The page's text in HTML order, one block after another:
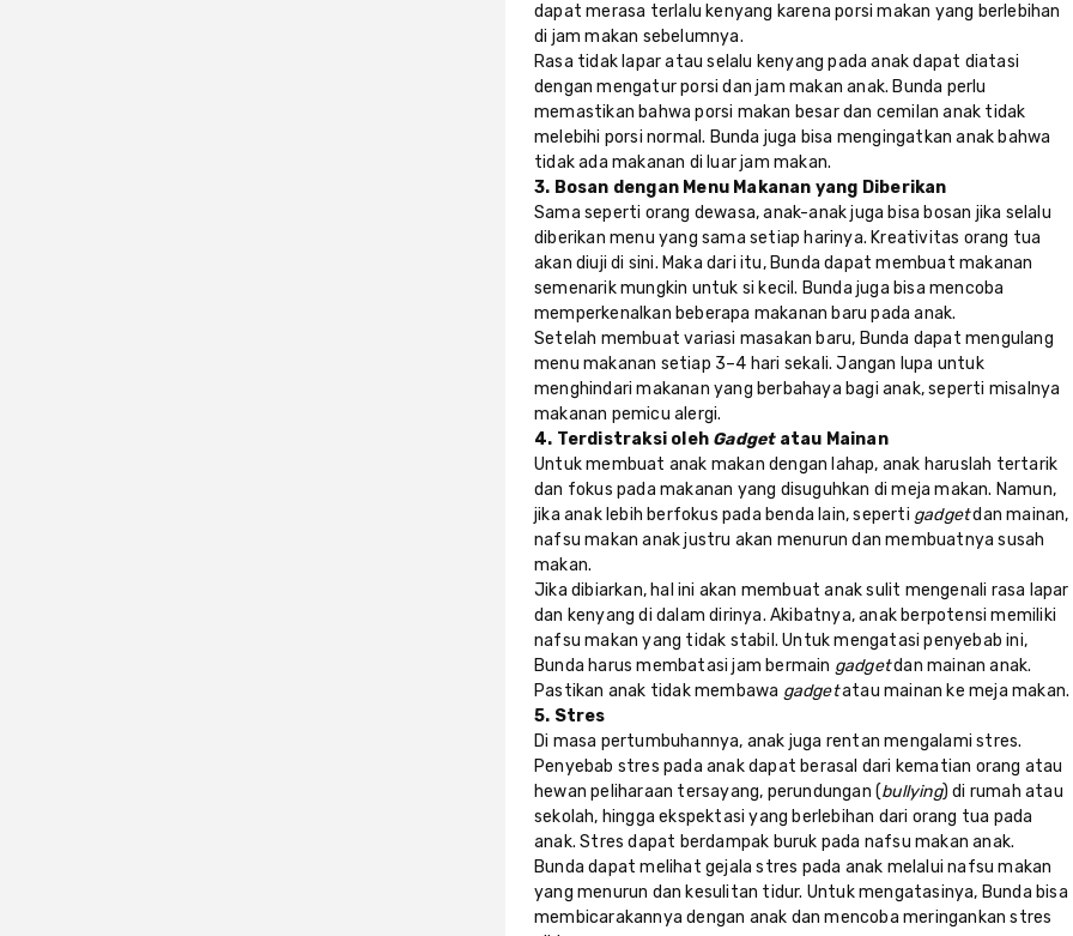
dapat merasa terlalu kenyang karena porsi makan yang berlebihan
di jam makan sebelumnya.
Rasa tidak lapar atau selalu kenyang pada anak dapat diatasi
dengan mengatur porsi dan jam makan anak. Bunda perlu
memastikan bahwa porsi makan besar dan cemilan anak tidak
melebihi porsi normal. Bunda juga bisa mengingatkan anak bahwa
tidak ada makanan di luar jam makan.
3. Bosan dengan Menu Makanan yang Diberikan
Sama seperti orang dewasa, anak-anak juga bisa bosan jika selalu
diberikan menu yang sama setiap harinya. Kreativitas orang tua
akan diuji di sini. Maka dari itu, Bunda dapat membuat makanan
semenarik mungkin untuk si kecil. Bunda juga bisa mencoba
memperkenalkan beberapa makanan baru pada anak.
Setelah membuat variasi masakan baru, Bunda dapat mengulang
menu makanan setiap 3–4 hari sekali. Jangan lupa untuk
menghindari makanan yang berbahaya bagi anak, seperti misalnya
makanan pemicu alergi.
4. Terdistraksi oleh Gadget atau Mainan
Untuk membuat anak makan dengan lahap, anak haruslah tertarik
dan fokus pada makanan yang disuguhkan di meja makan. Namun,
jika anak lebih berfokus pada benda lain, seperti gadgetdan mainan,
nafsu makan anak justru akan menurun dan membuatnya susah
makan.
Jika dibiarkan, hal ini akan membuat anak sulit mengenali rasa lapar
dan kenyang di dalam dirinya. Akibatnya, anak berpotensi memiliki
nafsu makan yang tidak stabil. Untuk mengatasi penyebab ini,
Bunda harus membatasi jam bermain gadgetdan mainan anak.
Pastikan anak tidak membawa gadgetatau mainan ke meja makan.
5. Stres
Di masa pertumbuhannya, anak juga rentan mengalami stres.
Penyebab stres pada anak dapat berasal dari kematian orang atau
hewan peliharaan tersayang, perundungan (bullying) di rumah atau
sekolah, hingga ekspektasi yang berlebihan dari orang tua pada
anak. Stres dapat berdampak buruk pada nafsu makan anak.
Bunda dapat melihat gejala stres pada anak melalui nafsu makan
yang menurun dan kesulitan tidur. Untuk mengatasinya, Bunda bisa
membicarakannya dengan anak dan mencoba meringankan stres